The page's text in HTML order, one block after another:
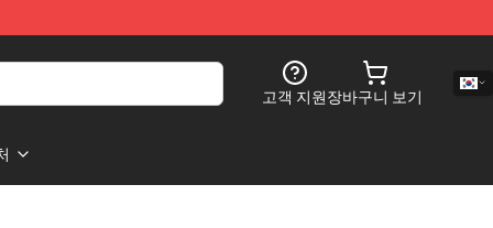
고객 지원장바구니 보기